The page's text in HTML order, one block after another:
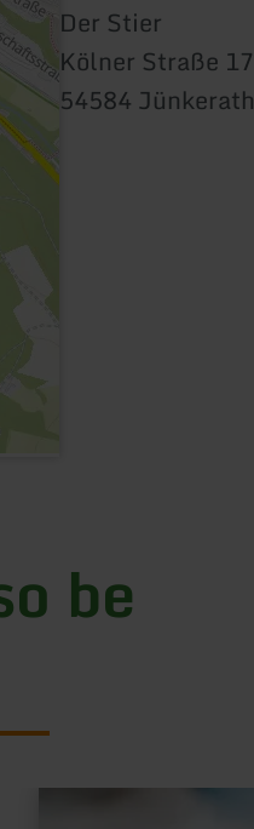
Der Stier
Kölner Straße 17
54584 Jünkerath
be